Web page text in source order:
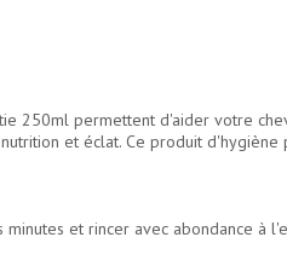
250ml permettent d'aider votre
et éclat. Ce produit d'hygiène
et rincer avec abondance à